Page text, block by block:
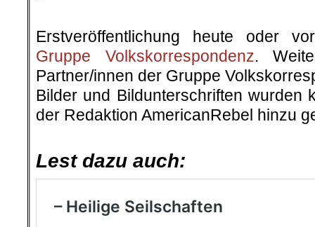
Erstveröffentlichung heute oder
Gruppe Volkskorrespondenz.
Partner/innen der Gruppe
Bilder und Bildunterschriften wurden
der Redaktion AmericanRebel hinzu
Lest dazu auch: